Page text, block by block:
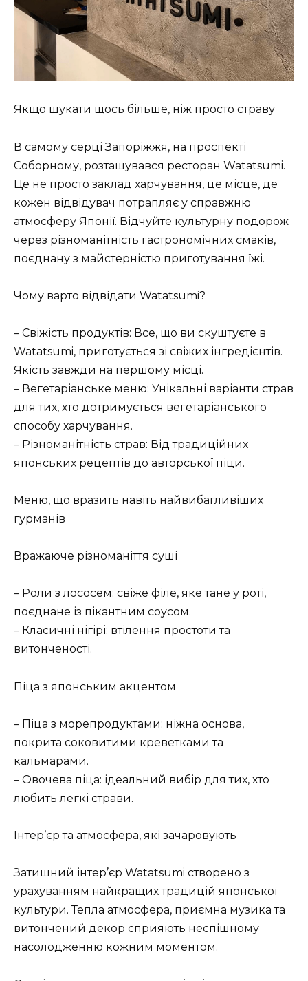
Якщо шукати щось більше, ніж просто страву
В самому серці Запоріжжя, на проспекті
Соборному, розташувався ресторан Watatsumi.
Це не просто заклад харчування, це місце, де
кожен відвідувач потрапляє у справжню
атмосферу Японії. Відчуйте культурну подорож
через різноманітність гастрономічних смаків,
поєднану з майстерністю приготування їжі.
Чому варто відвідати Watatsumi?
– Свіжість продуктів: Все, що ви скуштуєте в
Watatsumi, приготується зі свіжих інгредієнтів.
Якість завжди на першому місці.
– Вегетаріанське меню: Унікальні варіанти страв
для тих, хто дотримується вегетаріанського
способу харчування.
– Різноманітність страв: Від традиційних
японських рецептів до авторської піци.
Меню, що вразить навіть найвибагливіших
гурманів
Вражаюче різноманіття суші
– Роли з лососем: свіже філе, яке тане у роті,
поєднане із пікантним соусом.
– Класичні нігірі: втілення простоти та
витонченості.
Піца з японським акцентом
– Піца з морепродуктами: ніжна основа,
покрита соковитими креветками та
кальмарами.
– Овочева піца: ідеальний вибір для тих, хто
любить легкі страви.
Інтер’єр та атмосфера, які зачаровують
Затишний інтер’єр Watatsumi створено з
урахуванням найкращих традицій японської
культури. Тепла атмосфера, приємна музика та
витончений декор сприяють неспішному
насолодженню кожним моментом.